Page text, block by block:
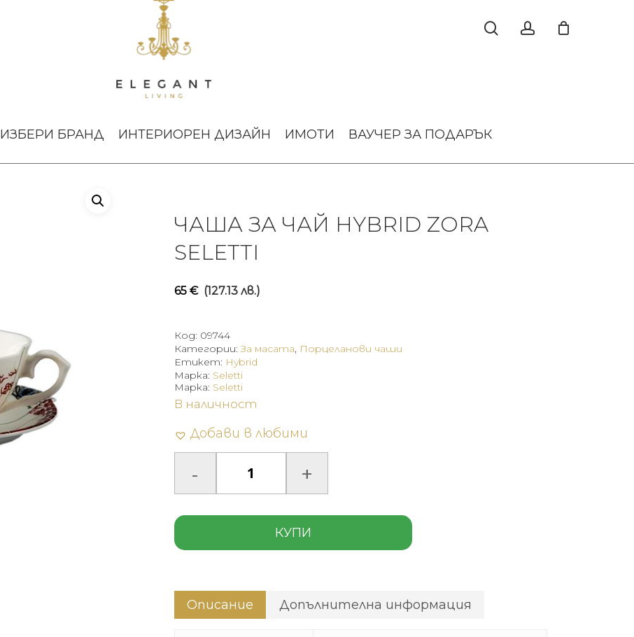
ИЗБЕРИ БРАНД ИНТЕРИОРЕН ДИЗАЙН ИМОТИ ВАУЧЕР ЗА ПОДАРЪК
ЧАША ЗА ЧАЙ HYBRID ZORA
SELETTI
65 € (127.13 лв.)
Код: 09744
Категории:За масата, Порцеланови чаши
Етикет: Hybrid
Марка: Seletti
В наличност
Добави в любими
КУПИ
Марка: Seletti
Описание Допълнителна информация